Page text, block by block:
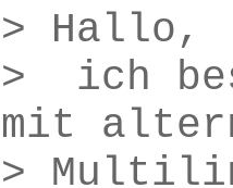
> Hallo,
> ich
mit
>